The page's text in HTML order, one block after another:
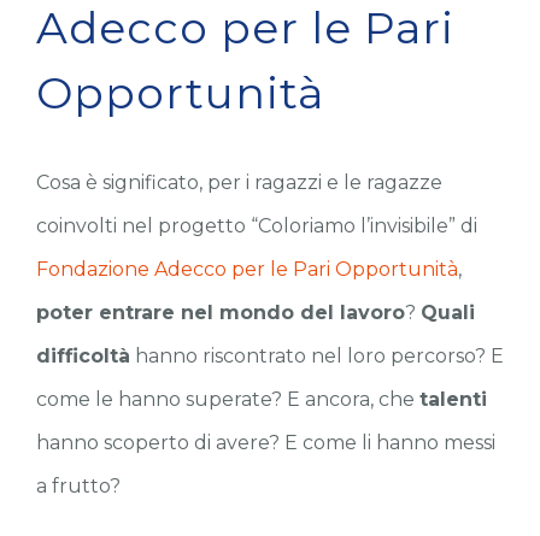
Adecco per le Pari
Opportunità
Cosa è significato, per i ragazzi e le ragazze
coinvolti nel progetto “Coloriamo l’invisibile” di
Fondazione Adecco per le Pari Opportunità,
poter entrare nel mondo del lavoro? Quali
difficoltà hanno riscontrato nel loro percorso? E
come le hanno superate? E ancora, che talenti
hanno scoperto di avere? E come li hanno messi
a frutto?